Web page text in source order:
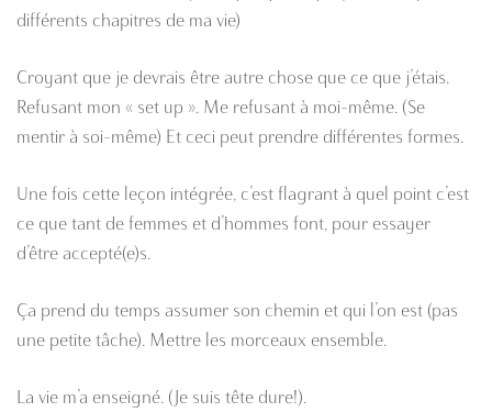
différents chapitres de ma vie)
Croyant que je devrais être autre chose que ce que j’étais.
Refusant mon « set up ». Me refusant à moi-même. (Se
mentir à soi-même) Et ceci peut prendre différentes formes.
Une fois cette leçon intégrée, c’est flagrant à quel point c’est
ce que tant de femmes et d’hommes font, pour essayer
d’être accepté(e)s.
Ça prend du temps assumer son chemin et qui l’on est (pas
une petite tâche). Mettre les morceaux ensemble.
La vie m’a enseigné. (Je suis tête dure!).